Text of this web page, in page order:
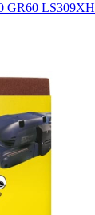
GR60 LS309XH